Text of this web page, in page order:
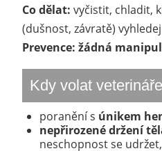
Co dělat: vyčistit, chladit,
(dušnost, závratě)
Prevence: žádná
Kdy volat
poranění s únikem
nepřirozené držení
neschopnost se udržet,